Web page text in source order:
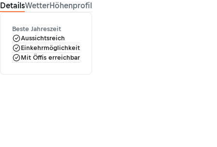
DetailsWetterHöhenprofil
Beste Jahreszeit
Aussichtsreich
Einkehrmöglichkeit
Mit Öffis erreichbar